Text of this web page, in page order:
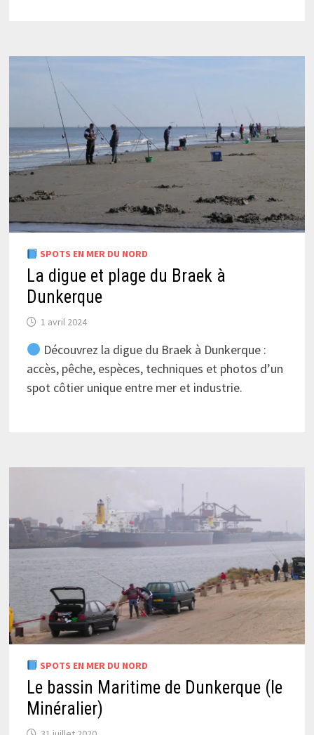
SPOTS EN MER DU NORD
La digue et plage du Braek à
Dunkerque
1 avril 2024
Découvrez la digue du Braek à Dunkerque :
accès, pêche, espèces, techniques et photos d’un
spot côtier unique entre mer et industrie.
SPOTS EN MER DU NORD
Le bassin Maritime de Dunkerque (le
Minéralier)